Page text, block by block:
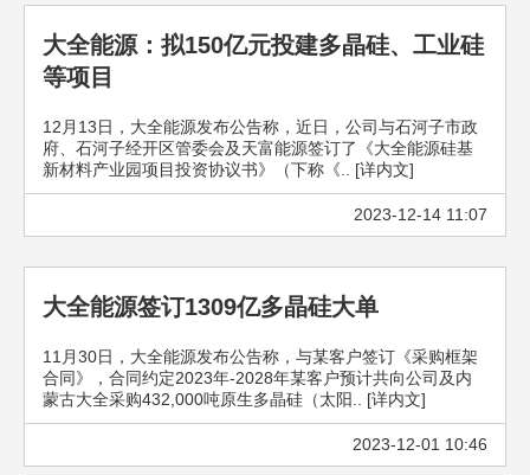
大全能源：拟150亿元投建多晶硅、工业硅
等项目
12月13日，大全能源发布公告称，近日，公司与石河子市政
府、石河子经开区管委会及天富能源签订了《大全能源硅基
新材料产业园项目投资协议书》（下称《.. [详内文]
2023-12-14 11:07
大全能源签订1309亿多晶硅大单
11月30日，大全能源发布公告称，与某客户签订《采购框架
合同》，合同约定2023年-2028年某客户预计共向公司及内
蒙古大全采购432,000吨原生多晶硅（太阳.. [详内文]
2023-12-01 10:46